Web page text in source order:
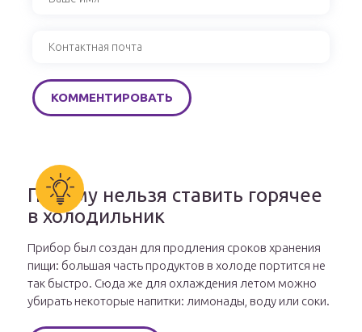
Почему нельзя ставить горячее
в холодильник
Прибор был создан для продления сроков хранения
пищи: большая часть продуктов в холоде портится не
так быстро. Сюда же для охлаждения летом можно
убирать некоторые напитки: лимонады, воду или соки.